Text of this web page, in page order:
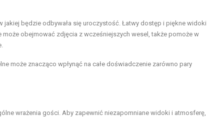
będzie odbywała się uroczystość. Łatwy dostęp i piękne widoki
obejmować zdjęcia z wcześniejszych wesel, także pomoże w
może znacząco wpłynąć na całe doświadczenie zarówno pary
wrażenia gości. Aby zapewnić niezapomniane widoki i atmosferę,